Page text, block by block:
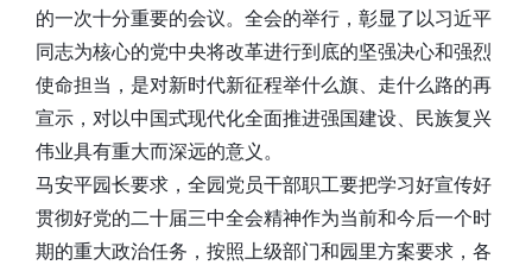
的一次十分重要的会议。全会的举行，彰显了以习近平
同志为核心的党中央将改革进行到底的坚强决心和强烈
使命担当，是对新时代新征程举什么旗、走什么路的再
宣示，对以中国式现代化全面推进强国建设、民族复兴
伟业具有重大而深远的意义。
马安平园长要求，全园党员干部职工要把学习好宣传好
贯彻好党的二十届三中全会精神作为当前和今后一个时
期的重大政治任务，按照上级部门和园里方案要求，各